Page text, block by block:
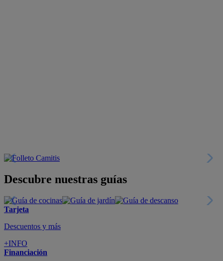
Descubre nuestras guías
Tarjeta
Descuentos y más
+INFO
Financiación